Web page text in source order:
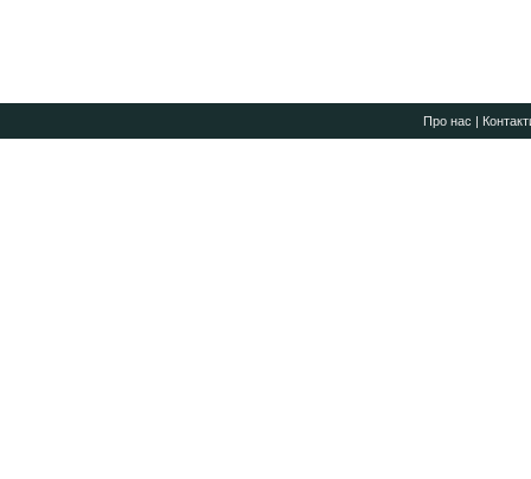
Про нас |